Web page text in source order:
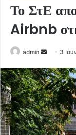
Το ΣτΕ
Airbnb
admin
Send
email
3